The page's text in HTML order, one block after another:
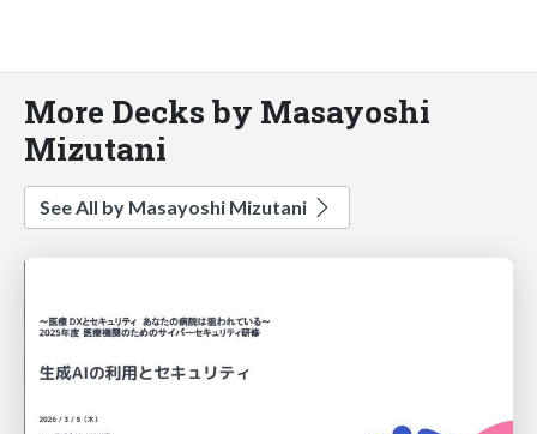
More Decks by Masayoshi
Mizutani
See All by Masayoshi Mizutani